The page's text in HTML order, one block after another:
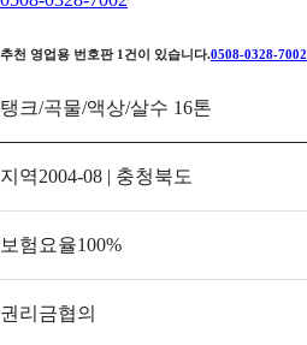
추천 영업용 번호판 1 건이 있습니다.0508-0328-7002
탱크/곡물/액상/살수 16톤
지역2004-08 | 충청북도
보험요율100%
권리금협의